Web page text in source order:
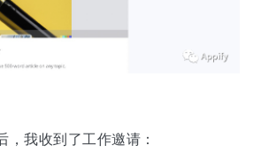
，我收到了工作邀请：